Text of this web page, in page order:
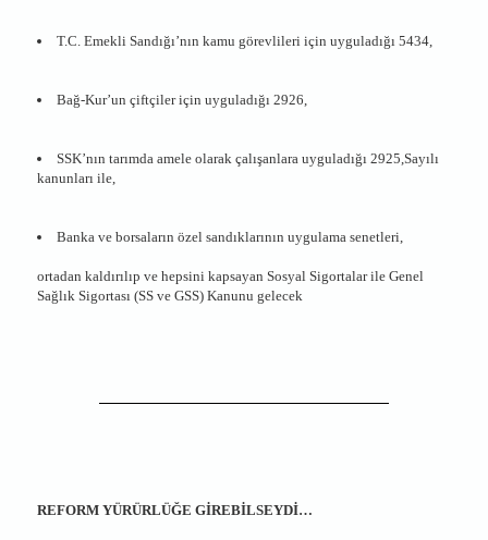
T.C. Emekli Sandığı’nın kamu görevlileri için uyguladığı 5434,
Bağ-Kur’un çiftçiler için uyguladığı 2926,
SSK’nın tarımda amele olarak çalışanlara uyguladığı 2925,Sayılı
kanunları ile,
Banka ve borsaların özel sandıklarının uygulama senetleri,
ortadan kaldırılıp ve hepsini kapsayan Sosyal Sigortalar ile Genel
Sağlık Sigortası (SS ve GSS) Kanunu gelecek
REFORM YÜRÜRLÜĞE GİREBİLSEYDİ…